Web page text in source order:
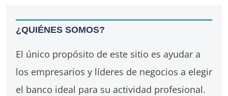
¿QUIÉNES SOMOS?
El único propósito de este sitio es ayudar a
los empresarios y líderes de negocios a elegir
el banco ideal para su actividad profesional.